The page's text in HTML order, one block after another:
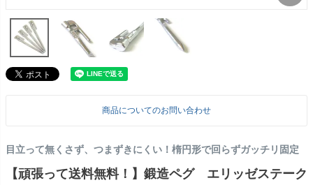
商品についてのお問い合わせ
目立って無くさず、つまずきにくい！楕円形で回らずガッチリ固定
【頑張って送料無料！】鍛造ペグ エリッゼステーク